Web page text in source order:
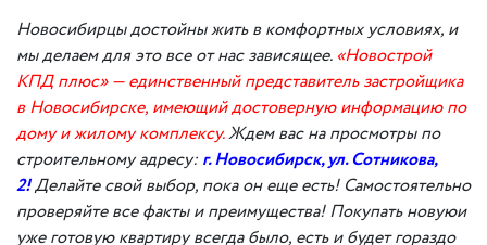
Новосибирцы достойны жить в комфортных условиях, и
мы делаем для это все от нас зависящее. «Новострой
КПД плюс»—единственный представитель застройщика
в Новосибирске, имеющий достоверную информацию по
дому и жилому комплексу.Ждем вас на просмотрыпо
строительному адресу: г. Новосибирск, ул. Сотникова,
2!Делайте свой выбор, пока он еще есть! Самостоятельно
проверяйтевсе факты и преимущества! Покупатьновуюи
уже готовую квартиру всегда было, есть и будет гораздо